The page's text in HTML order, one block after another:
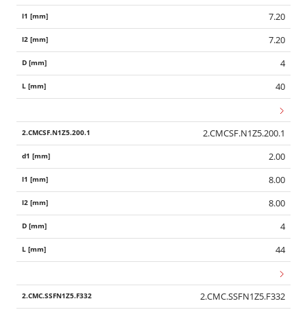
7.20
7.20
4
40
2.CMCSF.N1Z5.200.1
2.00
8.00
8.00
4
44
2.CMC.SSFN1Z5.F332